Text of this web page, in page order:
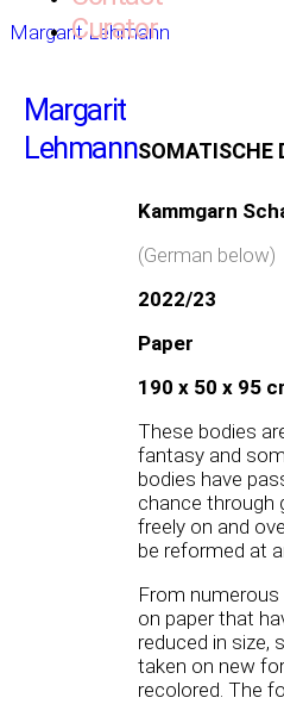
Margarit Lehmann
Margarit
Lehmann
Curator
SOMATISCHE
Kammgarn
(German below)
2022/23
Paper
190 x 50 x 95
These bodies
fantasy and
bodies have
chance through
freely on and
be reformed at
From
on paper that
reduced in size,
taken on new
recolored. The